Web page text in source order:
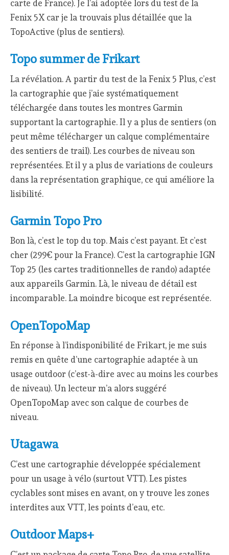
carte de France). Je l’ai adoptée lors du test de la
Fenix 5X car je la trouvais plus détaillée que la
TopoActive (plus de sentiers).
Topo summer de Frikart
La révélation. A partir du test de la Fenix 5 Plus, c’est
la cartographie que j’aie systématiquement
téléchargée dans toutes les montres Garmin
supportant la cartographie. Il y a plus de sentiers (on
peut même télécharger un calque complémentaire
des sentiers de trail). Les courbes de niveau son
représentées. Et il y a plus de variations de couleurs
dans la représentation graphique, ce qui améliore la
lisibilité.
Garmin Topo Pro
Bon là, c’est le top du top. Mais c’est payant. Et c’est
cher (299€ pour la France). C’est la cartographie IGN
Top 25 (les cartes traditionnelles de rando) adaptée
aux appareils Garmin. Là, le niveau de détail est
incomparable. La moindre bicoque est représentée.
OpenTopoMap
En réponse à l’indisponibilité de Frikart, je me suis
remis en quête d’une cartographie adaptée à un
usage outdoor (c’est-à-dire avec au moins les courbes
de niveau). Un lecteur m’a alors suggéré
OpenTopoMap avec son calque de courbes de
niveau.
Utagawa
C’est une cartographie développée spécialement
pour un usage à vélo (surtout VTT). Les pistes
cyclables sont mises en avant, on y trouve les zones
interdites aux VTT, les points d’eau, etc.
Outdoor Maps+